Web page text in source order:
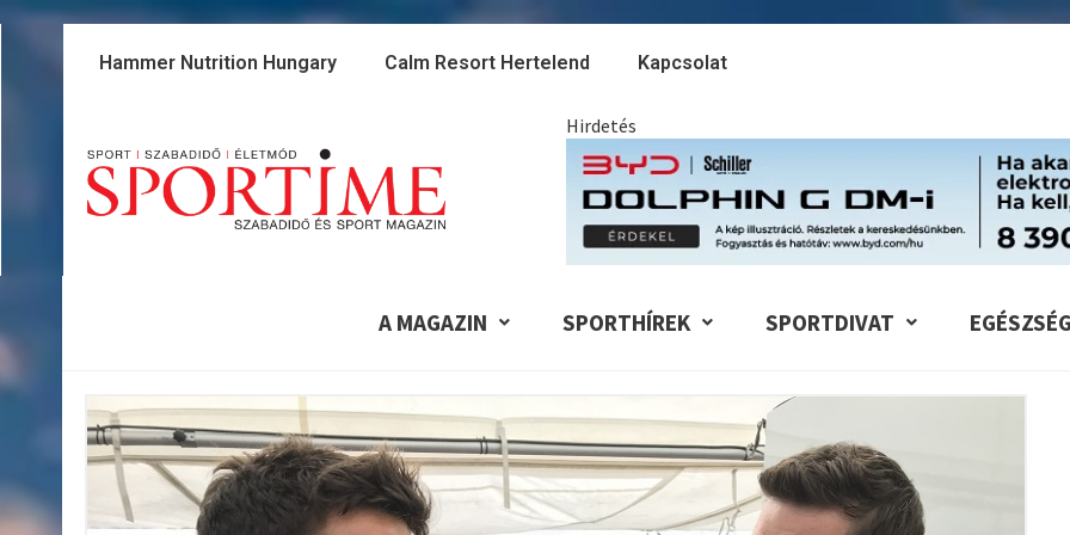
Skip
Hammer Nutrition Hungary Calm Resort Hertelend Kapcsolat
Hirdetés
A MAGAZIN SPORTHÍREK SPORTDIVAT EGÉSZSÉG